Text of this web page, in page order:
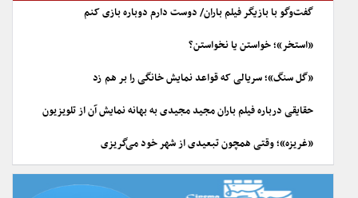
گفت‌وگو با بازیگر فیلم باران/ دوست دارم دوباره بازی کنم
«استخر»؛ خواستن یا نخواستن؟
«گل سنگ»؛ سریالی که قواعد نمایش خانگی را بر هم زد
حقایقی درباره فیلم باران مجید مجیدی به بهانه نمایش آن از تلویزیون
«غریزه»؛ وقتی همچون تبعیدی از شهر خود می‌گریزی